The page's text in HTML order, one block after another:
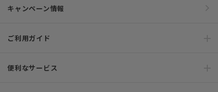
キャンペーン情報
ご利用ガイド
便利なサービス